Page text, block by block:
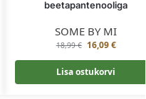
beetapantenooliga
SOME BY MI
18,99€ 16,09€
Lisa ostukorvi